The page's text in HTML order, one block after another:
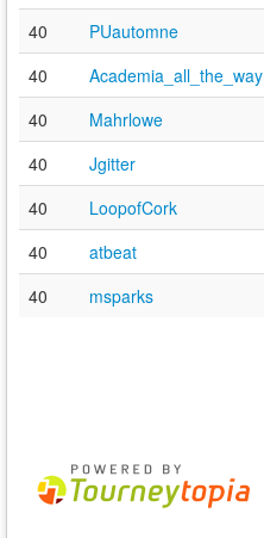
40
PUautomne
40
Academia_all_the_way
40
Mahrlowe
40
Jgitter
40
LoopofCork
40
atbeat
40
msparks